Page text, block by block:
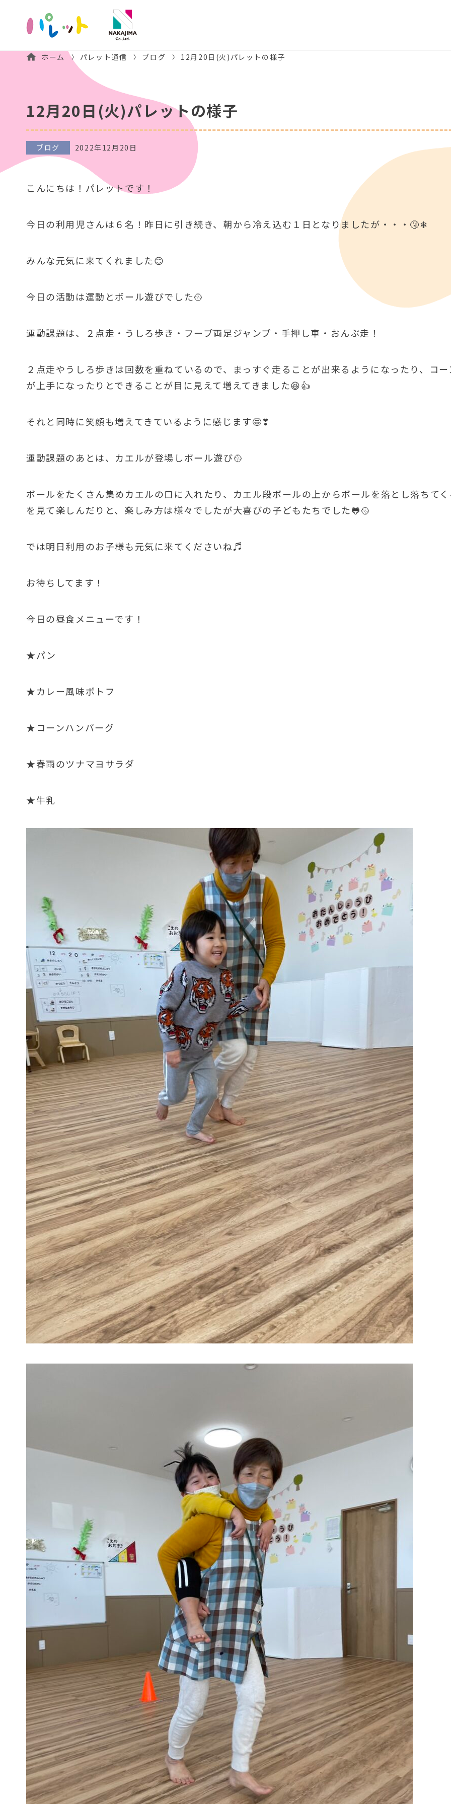
ホーム パレット通信 ブログ 12月20日(火)パレットの様子
12月20日(火)パレットの様子
ブログ 2022年12月20日
こんにちは！パレットです！
今日の利用児さんは６名！昨日に引き続き、朝から冷え込む１日となりましたが・・・🤧❄
みんな元気に来てくれました😊
今日の活動は運動とボール遊びでした🥎
運動課題は、２点走・うしろ歩き・フープ両足ジャンプ・手押し車・おんぶ走！
２点走やうしろ歩きは回数を重ねているので、まっすぐ走ることが出来るようになったり、コ
が上手になったりとできることが目に見えて増えてきました😆👍
それと同時に笑顔も増えてきているように感じます🤩❣
運動課題のあとは、カエルが登場しボール遊び🥎
ボールをたくさん集めカエルの口に入れたり、カエル段ボールの上からボールを落とし落ちて
を見て楽しんだりと、楽しみ方は様々でしたが大喜びの子どもたちでした🐸🥎
では明日利用のお子様も元気に来てくださいね♬
お待ちしてます！
今日の昼食メニューです！
★パン
★カレー風味ポトフ
★コーンハンバーグ
★春雨のツナマヨサラダ
★牛乳